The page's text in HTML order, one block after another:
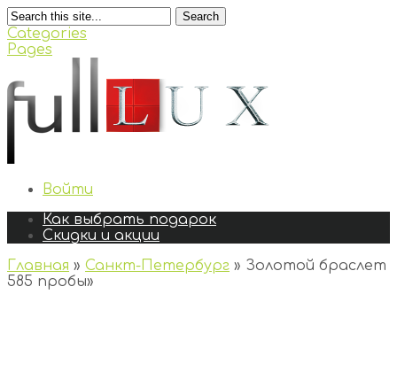
Search
Categories
Pages
Войти
Как выбрать подарок
Скидки и акции
Главная » Санкт-Петербург » Золотой браслет
585 пробы»